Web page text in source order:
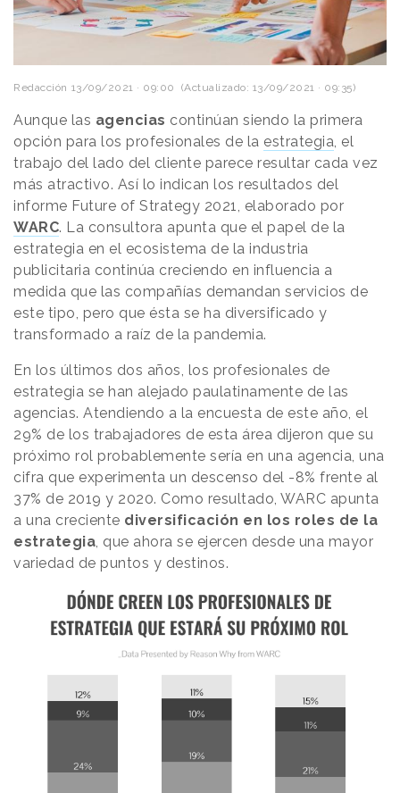
Redacción 13/09/2021 · 09:00 (Actualizado: 13/09/2021 · 09:35)
Aunque las agencias continúan siendo la primera
opción para los profesionales de la estrategia , el
trabajo del lado del cliente parece resultar cada vez
más atractivo. Así lo indican los resultados del
informe Future of Strategy 2021, elaborado por
WARC. La consultora apunta que el papel de la
estrategia en el ecosistema de la industria
publicitaria continúa creciendo en influencia a
medida que las compañías demandan servicios de
este tipo, pero que ésta se ha diversificado y
transformado a raíz de la pandemia.
En los últimos dos años, los profesionales de
estrategia se han alejado paulatinamente de las
agencias. Atendiendo a la encuesta de este año, el
29% de los trabajadores de esta área dijeron que su
próximo rol probablemente sería en una agencia, una
cifra que experimenta un descenso del -8% frente al
37% de 2019 y 2020. Como resultado, WARC apunta
a una creciente diversificación en los roles de la
estrategia , que ahora se ejercen desde una mayor
variedad de puntos y destinos.